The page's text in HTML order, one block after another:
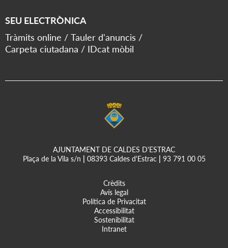
SEU ELECTRÒNICA
Tràmits online
Tauler d'anuncis
Carpeta ciutadana
IDcat mòbil
AJUNTAMENT DE CALDES D'ESTRAC
Plaça de la Vila s/n
08393 Caldes d'Estrac 93 791 00 05
Crèdits
Avís legal
Política de Privacitat
Accessibilitat
Sostenibilitat
Intranet